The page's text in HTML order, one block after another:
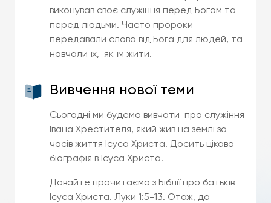
виконував своє служіння перед Богом та
перед людьми. Часто пророки
передавали слова від Бога для людей, та
навчали їх, як їм жити.
Вивчення нової теми
Сьогодні ми будемо вивчати про служіння
Івана Хрестителя, який жив на землі за
часів життя Ісуса Христа. Досить цікава
біографія в Ісуса Христа.
Давайте прочитаємо з Біблії про батьків
Ісуса Христа. Луки 1:5-13. Отож, до